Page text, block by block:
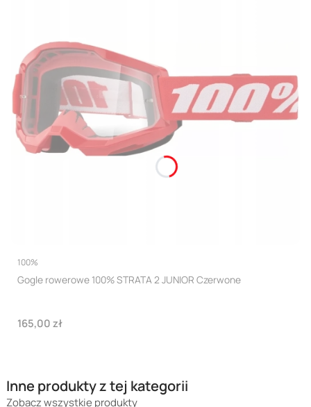
PRODUCENT
100%
Gogle rowerowe 100% STRATA 2 JUNIOR Czerwone
Cena
165,00 zł
Inne produkty z tej kategorii
Zobacz wszystkie produkty